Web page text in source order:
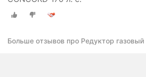
Больше отзывов про Редуктор газовый